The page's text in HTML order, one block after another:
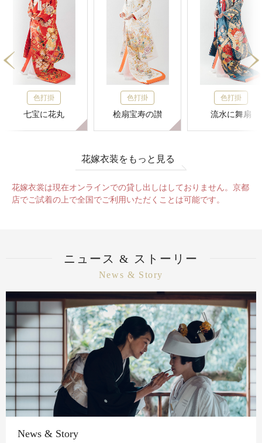
色打掛
七宝に花丸
色打掛
桧扇宝寿の讃
色打掛
流水に舞扇
花嫁衣装をもっと見る
花嫁衣裳は現在オンラインでの貸し出しはしておりません。京都
店でご試着の上で全国でご利用いただくことは可能です。
ニュース & ストーリー
News & Story
News & Story